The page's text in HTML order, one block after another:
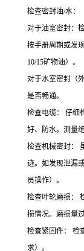
检查密封油/水：
对于油室密封：
按手册周期或发
10/15矿物油）。
对于水室密封（
是否畅通。
检查电缆： 仔细
好、防水。测量
检查机械密封：
迹。如发现泄漏
员操作）。
检查叶轮磨损：
损情况。磨损量
检查紧固件： 检
求）。